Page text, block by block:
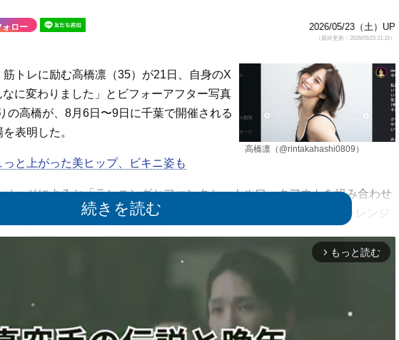
ォロー 2026/05/23（土）UP
（最終更新：2026/05/23 21:15）
高橋凛（@rintakahashi0809）
トレに励む高橋凛（35）が21日、自身のX
に変わりました」とビフォーアフター写真
の高橋が、8月6日〜9日に千葉で開催される
表明した。
っと上がった美ヒップ、ビキニ姿も
ページによると「ランニングとファンクショナルワークアウトを組み合わせ
った後にワークアウトを行い、これを8回繰り返すシンプルかつチャレンジ
功後、筋トレや食事管理を継続。ヒップや背中、脚、腹筋など全身のボデ
してきた。鍛錬を重ねた結果、25年4月にはボディコンテスト『SUMMER
門で2位、ベストグラマラス賞も獲得。今年1月からは女性専用パーソナル
り、鍛え続けた身体で新たな舞台に挑む。
arrow_forward_ios もっと読む